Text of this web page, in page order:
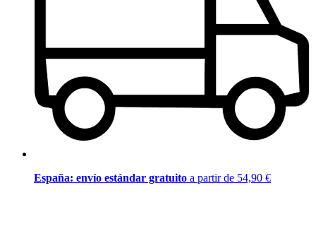
España: envío estándar gratuito a partir de 54,90 €